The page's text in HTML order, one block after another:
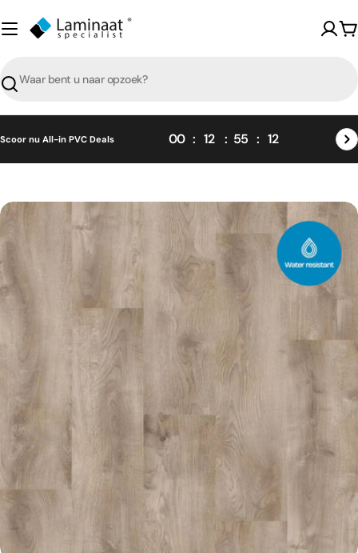
naar
content
Zoeken
Scoor nu All-in PVC Deals 00 12 55 11
Skip
product
informatie